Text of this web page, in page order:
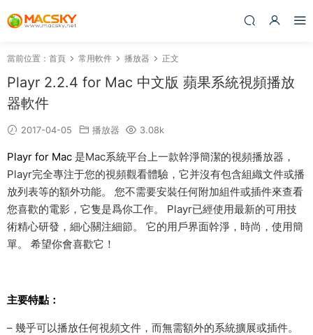
當前位置： 首頁 常用軟件 播放器 正文
Playr 2.2.4 for Mac 中文版 蘋果系統視頻播放
器軟件
2017-04-05 播放器 3.08k
Playr for Mac 是Mac系統平台上一款幹淨簡潔的視頻播放器，
Playr完全專注于您的視頻觀看體驗，它并沒有包含組織文件或播
放列表等的額外功能。 您不需要安裝任何附加組件或插件來查看
您喜歡的電影，它隻是爲你工作。 Playr已經使用最新的可用技
術精心研發，細心關注細節。 它的用戶界面幹淨，時尚，使用簡
單。 希望你會喜歡它！
主要特點：
– 幾乎可以播放任何視頻文件，而無需額外的系統擴展或插件。